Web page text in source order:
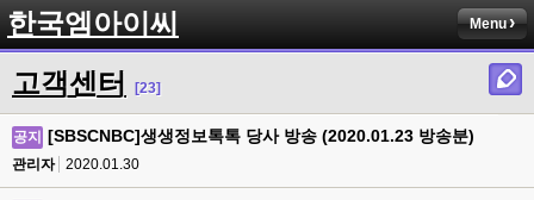
한국엠아이씨 Menu
고객센터 [23]
공지 [SBSCNBC]생생정보톡톡 당사 방송 (2020.01.23 방송분)
관리자 2020.01.30